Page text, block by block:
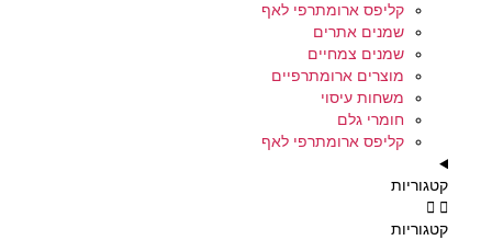
קליפס ארומתרפי לאף
שמנים אתרים
שמנים צמחיים
מוצרים ארומתרפיים
משחות עיסוי
חומרי גלם
קליפס ארומתרפי לאף
קטגוריות
קטגוריות